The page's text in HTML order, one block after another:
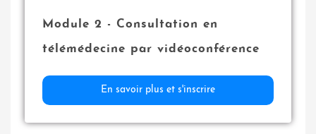
Module 2 - Consultation en
télémédecine par vidéoconférence
En savoir plus et s'inscrire